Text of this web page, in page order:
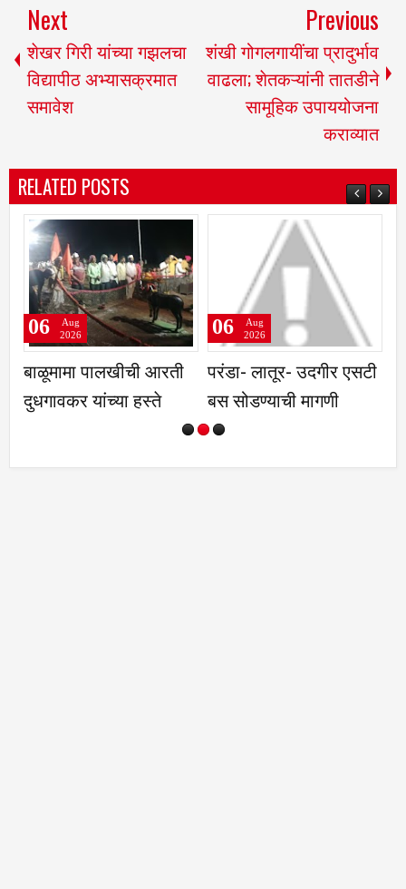
Next
शेखर गिरी यांच्या गझलचा
विद्यापीठ अभ्यासक्रमात
समावेश
Previous
शंखी गोगलगायींचा प्रादुर्भाव
वाढला; शेतकऱ्यांनी तातडीने
सामूहिक उपाययोजना
कराव्यात
RELATED POSTS
पालखीची आरती
यांच्या हस्ते
परंडा- लातूर- उदगीर एसटी
बस सोडण्याची मागणी
06
Aug
2026
रात्री सात
मोबाईल व
06
Aug
2026